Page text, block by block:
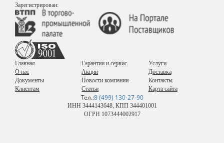
Зарегистрирован:
Главная
О нас
Документы
Клиентам
Гарантии и сервис
Акции
Новости компании
Статьи
Услуги
Доставка
Контакты
Карта сайта
Тел.:8 (499) 130-27-90
ИНН 3444143648, КПП 344401001
ОГРН 1073444002917